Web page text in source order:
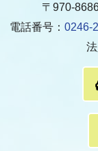
〒970-
電話番号： 0246-